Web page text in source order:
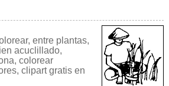
entre plantas,
acuclillado,
colorear
clipart gratis en